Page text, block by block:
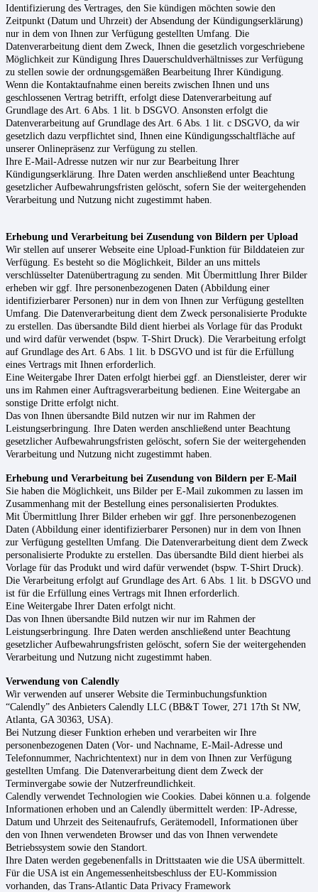
Identifizierung des Vertrages, den Sie kündigen möchten sowie den
Zeitpunkt (Datum und Uhrzeit) der Absendung der Kündigungserklärung)
nur in dem von Ihnen zur Verfügung gestellten Umfang. Die
Datenverarbeitung dient dem Zweck, Ihnen die gesetzlich vorgeschriebene
Möglichkeit zur Kündigung Ihres Dauerschuldverhältnisses zur Verfügung
zu stellen sowie der ordnungsgemäßen Bearbeitung Ihrer Kündigung.
Wenn die Kontaktaufnahme einen bereits zwischen Ihnen und uns
geschlossenen Vertrag betrifft, erfolgt diese Datenverarbeitung auf
Grundlage des Art. 6 Abs. 1 lit. b DSGVO. Ansonsten erfolgt die
Datenverarbeitung auf Grundlage des Art. 6 Abs. 1 lit. c DSGVO, da wir
gesetzlich dazu verpflichtet sind, Ihnen eine Kündigungsschaltfläche auf
unserer Onlinepräsenz zur Verfügung zu stellen.
Ihre E-Mail-Adresse nutzen wir nur zur Bearbeitung Ihrer
Kündigungserklärung. Ihre Daten werden anschließend unter Beachtung
gesetzlicher Aufbewahrungsfristen gelöscht, sofern Sie der weitergehenden
Verarbeitung und Nutzung nicht zugestimmt haben.
Erhebung und Verarbeitung bei Zusendung von Bildern per Upload
Wir stellen auf unserer Webseite eine Upload-Funktion für Bilddateien zur
Verfügung. Es besteht so die Möglichkeit, Bilder an uns mittels
verschlüsselter Datenübertragung zu senden. Mit Übermittlung Ihrer Bilder
erheben wir ggf. Ihre personenbezogenen Daten (Abbildung einer
identifizierbarer Personen) nur in dem von Ihnen zur Verfügung gestellten
Umfang. Die Datenverarbeitung dient dem Zweck personalisierte Produkte
zu erstellen. Das übersandte Bild dient hierbei als Vorlage für das Produkt
und wird dafür verwendet (bspw. T-Shirt Druck). Die Verarbeitung erfolgt
auf Grundlage des Art. 6 Abs. 1 lit. b DSGVO und ist für die Erfüllung
eines Vertrags mit Ihnen erforderlich.
Eine Weitergabe Ihrer Daten erfolgt hierbei ggf. an Dienstleister, derer wir
uns im Rahmen einer Auftragsverarbeitung bedienen. Eine Weitergabe an
sonstige Dritte erfolgt nicht.
Das von Ihnen übersandte Bild nutzen wir nur im Rahmen der
Leistungserbringung. Ihre Daten werden anschließend unter Beachtung
gesetzlicher Aufbewahrungsfristen gelöscht, sofern Sie der weitergehenden
Verarbeitung und Nutzung nicht zugestimmt haben.
Erhebung und Verarbeitung bei Zusendung von Bildern per E-Mail
Sie haben die Möglichkeit, uns Bilder per E-Mail zukommen zu lassen im
Zusammenhang mit der Bestellung eines personalisierten Produktes.
Mit Übermittlung Ihrer Bilder erheben wir ggf. Ihre personenbezogenen
Daten (Abbildung einer identifizierbarer Personen) nur in dem von Ihnen
zur Verfügung gestellten Umfang. Die Datenverarbeitung dient dem Zweck
personalisierte Produkte zu erstellen. Das übersandte Bild dient hierbei als
Vorlage für das Produkt und wird dafür verwendet (bspw. T-Shirt Druck).
Die Verarbeitung erfolgt auf Grundlage des Art. 6 Abs. 1 lit. b DSGVO und
ist für die Erfüllung eines Vertrags mit Ihnen erforderlich.
Eine Weitergabe Ihrer Daten erfolgt nicht.
Das von Ihnen übersandte Bild nutzen wir nur im Rahmen der
Leistungserbringung. Ihre Daten werden anschließend unter Beachtung
gesetzlicher Aufbewahrungsfristen gelöscht, sofern Sie der weitergehenden
Verarbeitung und Nutzung nicht zugestimmt haben.
Verwendung von Calendly
Wir verwenden auf unserer Website die Terminbuchungsfunktion
“Calendly” des Anbieters Calendly LLC (BB&T Tower, 271 17th St NW,
Atlanta, GA 30363, USA).
Bei Nutzung dieser Funktion erheben und verarbeiten wir Ihre
personenbezogenen Daten (Vor- und Nachname, E-Mail-Adresse und
Telefonnummer, Nachrichtentext) nur in dem von Ihnen zur Verfügung
gestellten Umfang. Die Datenverarbeitung dient dem Zweck der
Terminvergabe sowie der Nutzerfreundlichkeit.
Calendly verwendet Technologien wie Cookies. Dabei können u.a. folgende
Informationen erhoben und an Calendly übermittelt werden: IP-Adresse,
Datum und Uhrzeit des Seitenaufrufs, Gerätemodell, Informationen über
den von Ihnen verwendeten Browser und das von Ihnen verwendete
Betriebssystem sowie den Standort.
Ihre Daten werden gegebenenfalls in Drittstaaten wie die USA übermittelt.
Für die USA ist ein Angemessenheitsbeschluss der EU-Kommission
vorhanden, das Trans-Atlantic Data Privacy Framework